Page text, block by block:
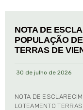
NOTA DE
POPULAÇÃO
TERRAS DE
30 de julho de 2026
NOTA DE
LOTEAMENTO